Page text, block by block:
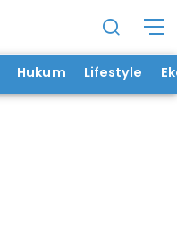
Hukum Lifestyle